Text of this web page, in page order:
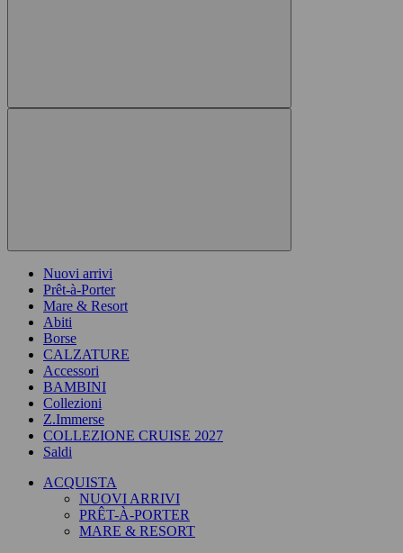
Nuovi arrivi
Prêt-à-Porter
Mare & Resort
Abiti
Borse
CALZATURE
Accessori
BAMBINI
Collezioni
Z.Immerse
COLLEZIONE CRUISE 2027
Saldi
ACQUISTA
NUOVI ARRIVI
PRÊT-À-PORTER
MARE & RESORT